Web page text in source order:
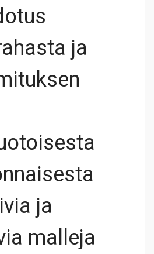
ja
ja
malleja